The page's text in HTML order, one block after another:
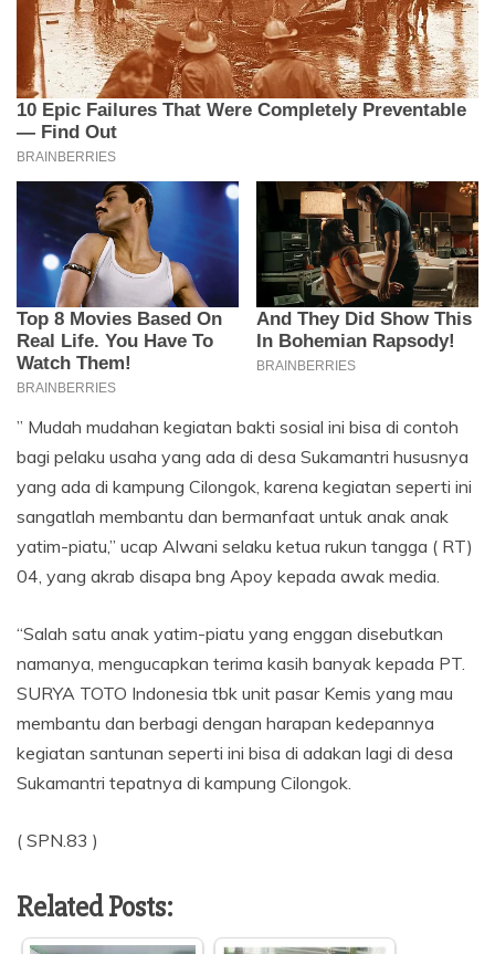
” Mudah mudahan kegiatan bakti sosial ini bisa di contoh
bagi pelaku usaha yang ada di desa Sukamantri hususnya
yang ada di kampung Cilongok, karena kegiatan seperti ini
sangatlah membantu dan bermanfaat untuk anak anak
yatim-piatu,” ucap Alwani selaku ketua rukun tangga ( RT)
04, yang akrab disapa bng Apoy kepada awak media.
“Salah satu anak yatim-piatu yang enggan disebutkan
namanya, mengucapkan terima kasih banyak kepada PT.
SURYA TOTO Indonesia tbk unit pasar Kemis yang mau
membantu dan berbagi dengan harapan kedepannya
kegiatan santunan seperti ini bisa di adakan lagi di desa
Sukamantri tepatnya di kampung Cilongok.
( SPN.83 )
Related Posts: